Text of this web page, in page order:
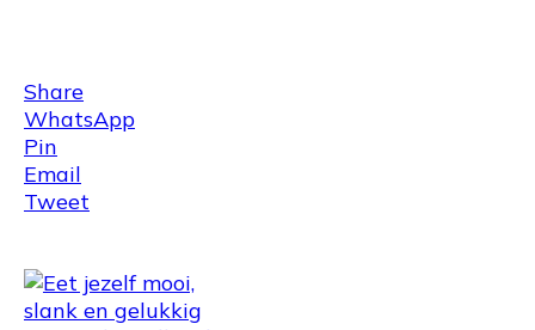
Share
WhatsApp
Pin
Email
Tweet